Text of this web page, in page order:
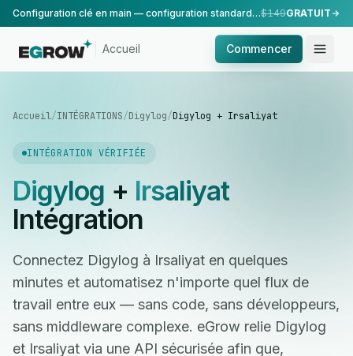
Configuration clé en main — configuration standard, réalisée par notre équipe.$149GRATUIT
Accueil Commencer
Accueil/INTÉGRATIONS/Digylog/Digylog + Irsaliyat
INTÉGRATION VÉRIFIÉE
Digylog + Irsaliyat
Intégration
Connectez Digylog à Irsaliyat en quelques
minutes et automatisez n'importe quel flux de
travail entre eux — sans code, sans développeurs,
sans middleware complexe. eGrow relie Digylog
et Irsaliyat via une API sécurisée afin que,